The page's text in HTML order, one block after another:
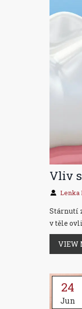
Vliv
Lenka
Stárnutí
v těle
VIEW
24
Jun